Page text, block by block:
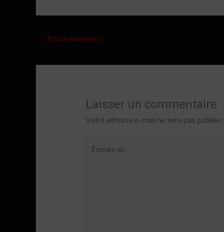
← Article précédent
Laisser un commentaire
Votre adresse e-mail ne sera pas publiée.
ici…